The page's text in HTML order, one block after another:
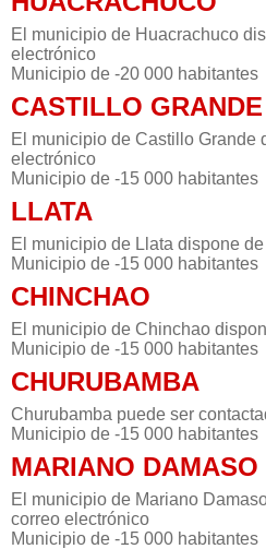
El municipio de Huacrachuco
electrónico
Municipio de -20 000 habitantes
CASTILLO GRANDE
El municipio de Castillo Grande
electrónico
Municipio de -15 000 habitantes
LLATA
El municipio de Llata dispone
Municipio de -15 000 habitantes
CHINCHAO
El municipio de Chinchao
Municipio de -15 000 habitantes
CHURUBAMBA
Churubamba puede ser
Municipio de -15 000 habitantes
MARIANO DAMASO
El municipio de Mariano
correo electrónico
Municipio de -15 000 habitantes